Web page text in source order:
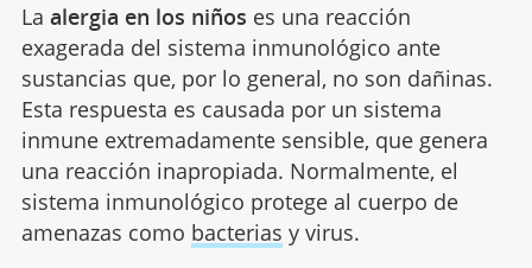
La alergia en los niños es una reacción
exagerada del sistema inmunológico ante
sustancias que, por lo general, no son dañinas.
Esta respuesta es causada por un sistema
inmune extremadamente sensible, que genera
una reacción inapropiada. Normalmente, el
sistema inmunológico protege al cuerpo de
amenazas como bacterias y virus.